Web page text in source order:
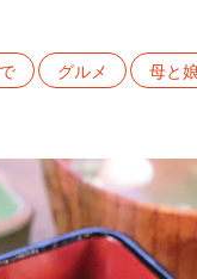
グルメ 母と